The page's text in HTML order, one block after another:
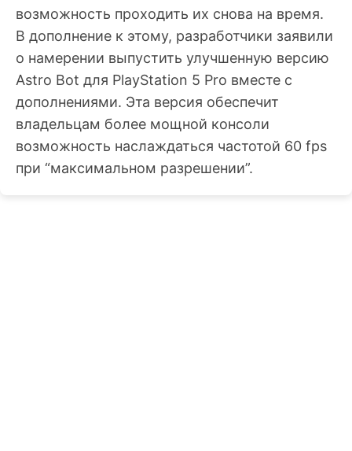
возможность проходить их снова на время.
В дополнение к этому, разработчики заявили
о намерении выпустить улучшенную версию
Astro Bot для PlayStation 5 Pro вместе с
дополнениями. Эта версия обеспечит
владельцам более мощной консоли
возможность наслаждаться частотой 60 fps
при “максимальном разрешении”.